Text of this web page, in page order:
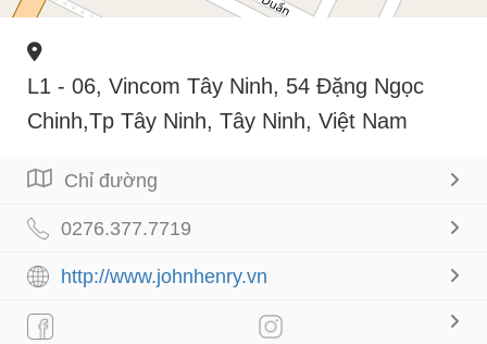
L1 - 06, Vincom Tây Ninh, 54 Đặng Ngọc
Chinh,Tp Tây Ninh, Tây Ninh, Việt Nam
Chỉ đường
0276.377.7719
http://www.johnhenry.vn